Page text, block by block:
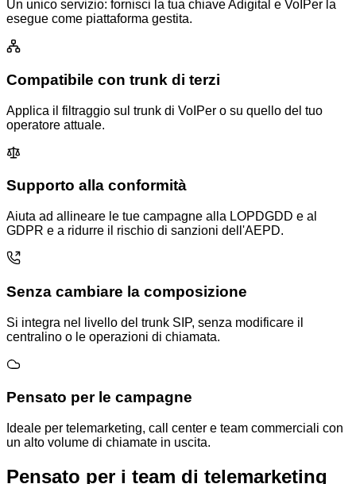
Un unico servizio: fornisci la tua chiave Adigital e VoIPer la
esegue come piattaforma gestita.
Compatibile con trunk di terzi
Applica il filtraggio sul trunk di VoIPer o su quello del tuo
operatore attuale.
Supporto alla conformità
Aiuta ad allineare le tue campagne alla LOPDGDD e al
GDPR e a ridurre il rischio di sanzioni dell'AEPD.
Senza cambiare la composizione
Si integra nel livello del trunk SIP, senza modificare il
centralino o le operazioni di chiamata.
Pensato per le campagne
Ideale per telemarketing, call center e team commerciali con
un alto volume di chiamate in uscita.
Pensato per i team di telemarketing